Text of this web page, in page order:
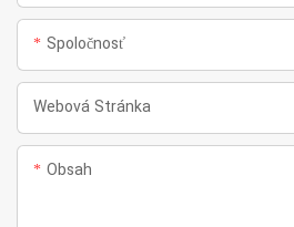
Spoločnosť
Webová Stránka
Obsah